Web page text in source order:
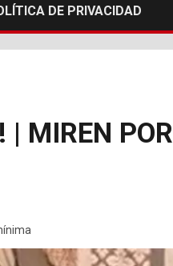
DE PRIVACIDAD
| MIREN